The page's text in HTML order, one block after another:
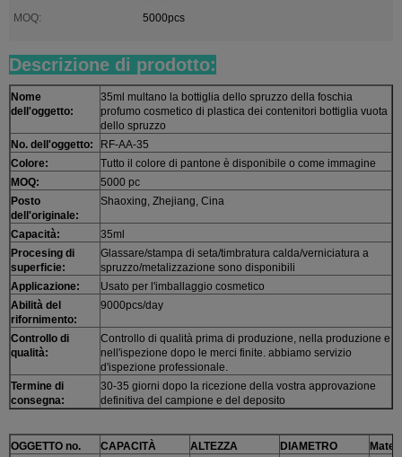
MOQ:
5000pcs
Descrizione di prodotto:
Nome
dell'oggetto:
35ml multano la bottiglia dello spruzzo della foschia
profumo cosmetico di plastica dei contenitori bottiglia vuota
dello spruzzo
No. dell'oggetto:
RF-AA-35
Colore:
Tutto il colore di pantone è disponibile o come immagine
MOQ:
5000 pc
Posto
dell'originale:
Shaoxing, Zhejiang, Cina
Capacità:
35ml
Procesing di
superficie:
Glassare/stampa di seta/timbratura calda/verniciatura a
spruzzo/metalizzazione sono disponibili
Applicazione:
Usato per l'imballaggio cosmetico
Abilità del
rifornimento:
9000pcs/day
Controllo di
qualità:
Controllo di qualità prima di produzione, nella produzione e
nell'ispezione dopo le merci finite. abbiamo servizio
d'ispezione professionale.
Termine di
consegna:
30-35 giorni dopo la ricezione della vostra approvazione
definitiva del campione e del deposito
OGGETTO no. CAPACITÀ ALTEZZA DIAMETRO